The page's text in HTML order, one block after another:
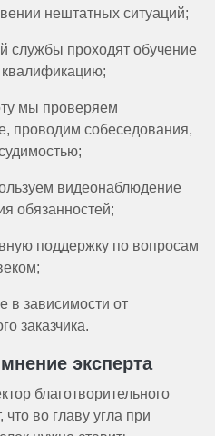
нештатных ситуаций;
службы проходят обучение
мы проверяем
проводим собеседования,
видеонаблюдение
обязанностей;
поддержку по вопросам
в зависимости от
заказчика.
эксперта
благотворительного
во главу угла при